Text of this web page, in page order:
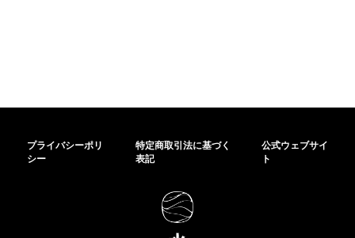
プライバシーポリ
シー
特定商取引法に基づく
表記
公式ウェブサイ
ト